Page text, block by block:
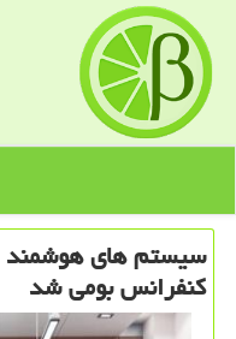
سیستم های هوشمند
كنفرانس بومی شد